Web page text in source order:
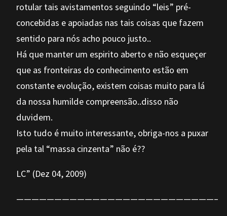
rotular tais avistamentos seguindo “leis” pré-
concebidas e apoiadas nas tais coisas que fazem
sentido para nós acho pouco justo..
Há que manter um espirito aberto e não esqueçer
que as fronteiras do conhecimento estão em
constante evolução, existem coisas muito para lá
da nossa humilde compreensão..disso não
duvidem.
Isto tudo é muito interessante, obriga-nos a puxar
pela tal “massa cinzenta” não é??
LC” (Dez 04, 2009)
——————————————————————————–